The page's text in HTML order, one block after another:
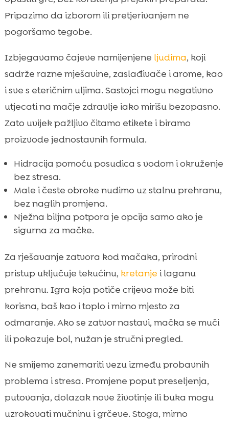
Pripazimo da izborom ili pretjerivanjem ne
pogoršamo tegobe.
Izbjegavamo čajeve namijenjene ljudima, koji
sadrže razne mješavine, zaslađivače i arome, kao
i sve s eteričnim uljima. Sastojci mogu negativno
utjecati na mačje zdravlje iako mirišu bezopasno.
Zato uvijek pažljivo čitamo etikete i biramo
proizvode jednostavnih formula.
Hidracija pomoću posudica s vodom i okruženje
bez stresa.
Male i česte obroke nudimo uz stalnu prehranu,
bez naglih promjena.
Nježna biljna potpora je opcija samo ako je
sigurna za mačke.
Za rješavanje zatvora kod mačaka, prirodni
pristup uključuje tekućinu, kretanje i laganu
prehranu. Igra koja potiče crijeva može biti
korisna, baš kao i toplo i mirno mjesto za
odmaranje. Ako se zatvor nastavi, mačka se muči
ili pokazuje bol, nužan je stručni pregled.
Ne smijemo zanemariti vezu između probavnih
problema i stresa. Promjene poput preseljenja,
putovanja, dolazak nove životinje ili buka mogu
uzrokovati mučninu i grčeve. Stoga, mirno